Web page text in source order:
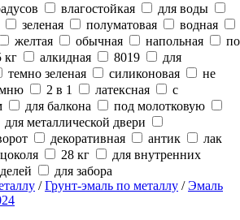
влагостойкая
для воды
зеленая полуматовая
водная
желтая обычная напольная
по
кг алкидная 8019
для
темно зеленая силиконовая
не
2 в 1 латексная
с
для балкона
под молотковую
для металлической двери
декоративная антик
лак
28 кг
для внутренних
для забора
/Грунт-эмаль по металлу /Эмаль